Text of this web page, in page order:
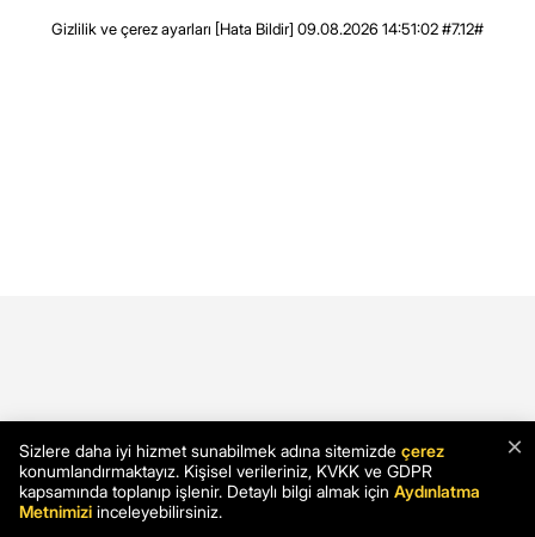
Gizlilik ve çerez ayarları [Hata Bildir] 09.08.2026 14:51:02 #7.12#
×
Sizlere daha iyi hizmet sunabilmek adına sitemizde çerez
konumlandırmaktayız. Kişisel verileriniz, KVKK ve GDPR
kapsamında toplanıp işlenir. Detaylı bilgi almak için Aydınlatma
Metnimizi inceleyebilirsiniz.